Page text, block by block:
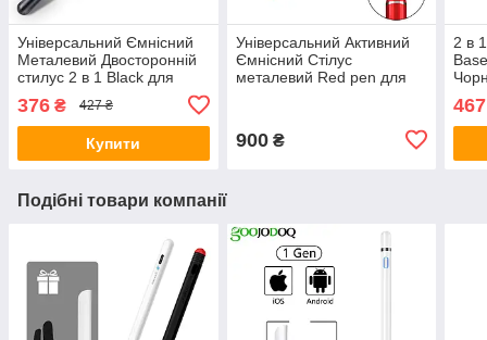
Універсальний Ємнісний
Металевий Двосторонній
стилус 2 в 1 Black для
електронних книг
376 ₴ 427 ₴
Купити
Універсальний Активний
Ємнісний Стілус
металевий Red pen для
900₴
2 в
467
Подібні товари компанії